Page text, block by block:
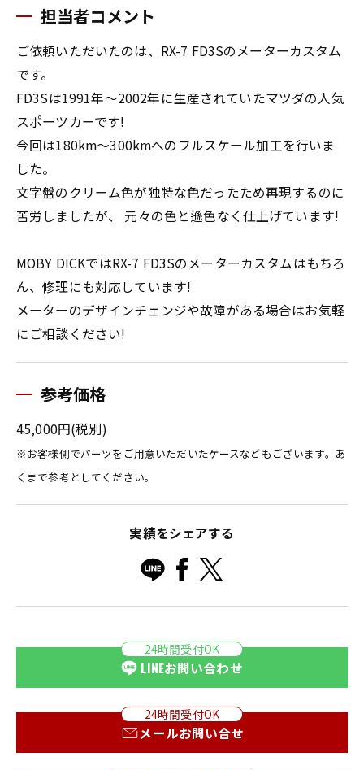
担当者コメント
ご依頼いただいたのは、RX-7 FD3Sのメーターカスタム
です。
FD3Sは1991年〜2002年に生産されていたマツダの人気
スポーツカーです!
今回は180km〜300kmへのフルスケール加工を行いま
した。
文字盤のクリーム色が独特な色だったため再現するのに
苦労しましたが、 元々の色と遜色なく仕上げています!
MOBY DICKではRX-7 FD3Sのメーターカスタムはもちろ
ん、修理にも対応しています!
メーターのデザインチェンジや故障がある場合はお気軽
にご相談ください!
参考価格
45,000円(税別)
※お客様側でパーツをご用意いただいたケースなどもございます。あ
くまで参考としてください。
実績をシェアする
24時間受付OK
LINEお問い合わせ
24時間受付OK
メールお問い合せ